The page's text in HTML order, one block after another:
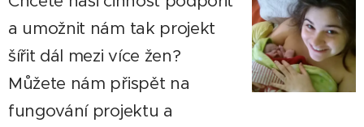
a umožnit nám tak projekt
šířit dál mezi více žen?
Můžete nám přispět na
fungování projektu a